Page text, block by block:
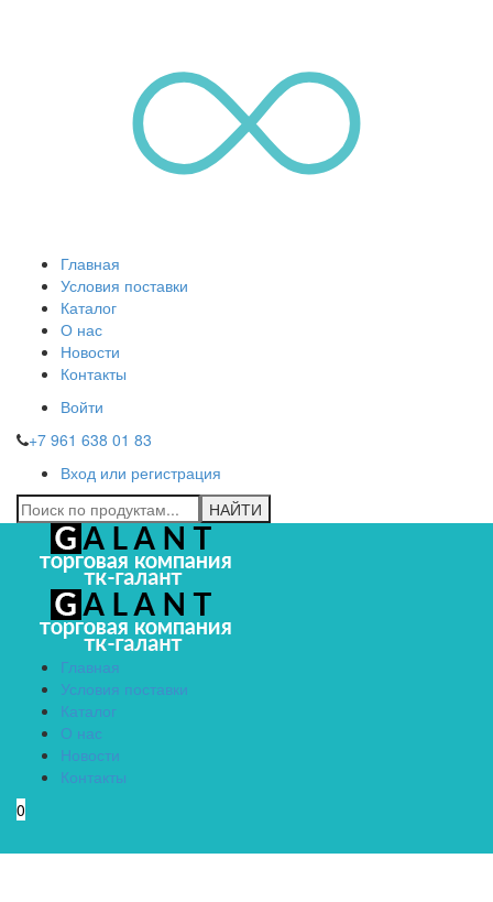
Главная
Условия поставки
Каталог
О нас
Новости
Контакты
Войти
+7 961 638 01 83
Вход или регистрация
Главная
Условия поставки
Каталог
О нас
Новости
Контакты
0